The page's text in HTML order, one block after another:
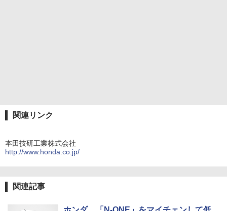
関連リンク
本田技研工業株式会社
http://www.honda.co.jp/
関連記事